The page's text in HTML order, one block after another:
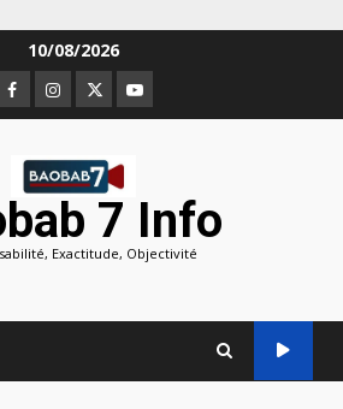
10/08/2026
Facebook
Instagram
TwitterYoutube
7 Info
Exactitude, Objectivité